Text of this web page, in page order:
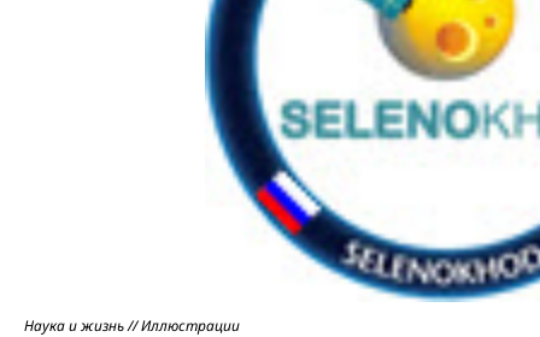
Наука и жизнь // Иллюстрации